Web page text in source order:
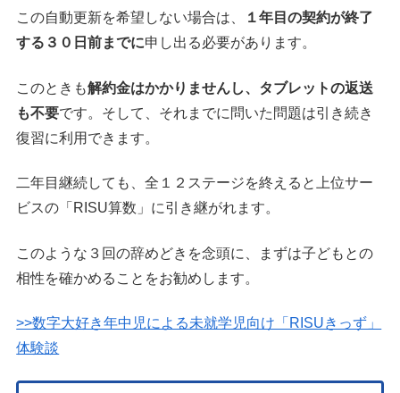
この自動更新を希望しない場合は、
１年目の契約が終了
する３０日前までに申し出る必要があります。
このときも解約金はかかりませんし、タブレットの返送
も不要です。そして、それまでに問いた問題は引き続き
復習に利用できます。
二年目継続しても、全１２ステージを終えると上位サー
ビスの「RISU算数」に引き継がれます。
このような３回の辞めどきを念頭に、まずは子どもとの
相性を確かめることをお勧めします。
>>数字大好き年中児による未就学児向け「RISUきっず」
体験談